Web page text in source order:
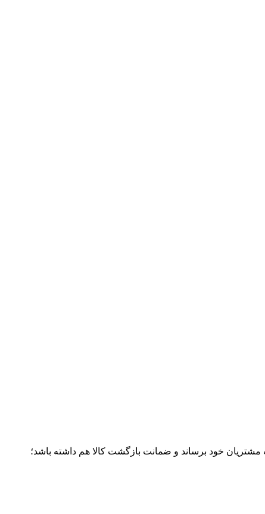
مشتریان خود برساند و ضمانت بازگشت کالا هم داشته باشد؛